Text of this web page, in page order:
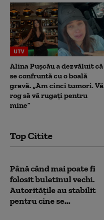
UTV
Alina Pușcău a dezvăluit că
se confruntă cu o boală
gravă. „Am cinci tumori. Vă
rog să vă rugați pentru
mine”
Top Citite
Până când mai poate fi
folosit buletinul vechi.
Autoritățile au stabilit
pentru cine se...